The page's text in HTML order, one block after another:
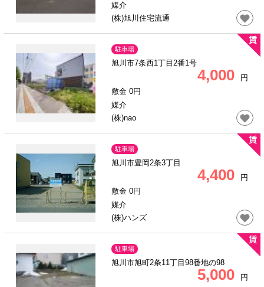
媒介
(株)旭川住宅流通
駐車場
旭川市7条西1丁目2番1号
4,000
円
敷金 0円
媒介
(株)nao
駐車場
旭川市豊岡2条3丁目
4,400
円
敷金 0円
媒介
(株)ハンズ
駐車場
旭川市旭町2条11丁目98番地の98
5,000
円